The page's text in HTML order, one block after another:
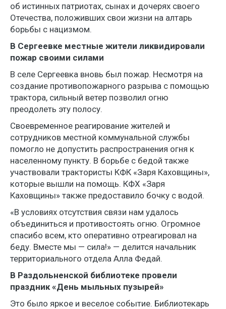
об истинных патриотах, сынах и дочерях своего
Отечества, положивших свои жизни на алтарь
борьбы с нацизмом.
В Сергеевке местные жители ликвидировали
пожар своими силами
В селе Сергеевка вновь был пожар. Несмотря на
создание противопожарного разрыва с помощью
трактора, сильный ветер позволил огню
преодолеть эту полосу.
Своевременное реагирование жителей и
сотрудников местной коммунальной службы
помогло не допустить распространения огня к
населенному пункту. В борьбе с бедой также
участвовали трактористы КФК «Заря Каховщины»,
которые вышли на помощь. КФХ «Заря
Каховщины» также предоставило бочку с водой.
«В условиях отсутствия связи нам удалось
объединиться и противостоять огню. Огромное
спасибо всем, кто оперативно отреагировал на
беду. Вместе мы — сила!» — делится начальник
территориального отдела Алла Федай.
В Раздольненской библиотеке провели
праздник «День мыльных пузырей»
Это было яркое и веселое событие. Библиотекарь